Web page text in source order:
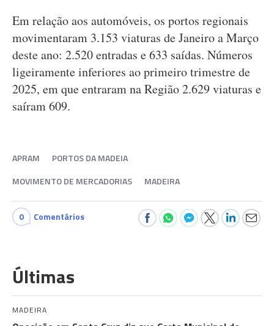
Em relação aos automóveis, os portos regionais
movimentaram 3.153 viaturas de Janeiro a Março
deste ano: 2.520 entradas e 633 saídas. Números
ligeiramente inferiores ao primeiro trimestre de
2025, em que entraram na Região 2.629 viaturas e
saíram 609.
APRAM
PORTOS DA MADEIA
MOVIMENTO DE MERCADORIAS
MADEIRA
0 Comentários
Últimas
MADEIRA